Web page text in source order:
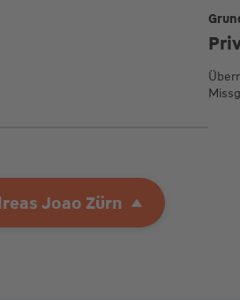
Andreas Joao Zürn
Joao Zürn